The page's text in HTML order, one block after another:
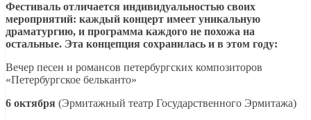
Фестиваль отличается индивидуальностью своих
мероприятий: каждый концерт имеет уникальную
драматургию, и программа каждого не похожа на
остальные. Эта концепция сохранилась и в этом году:
Вечер песен и романсов петербургских композиторов
«Петербургское бельканто»
6 октября (Эрмитажный театр Государственного Эрмитажа)